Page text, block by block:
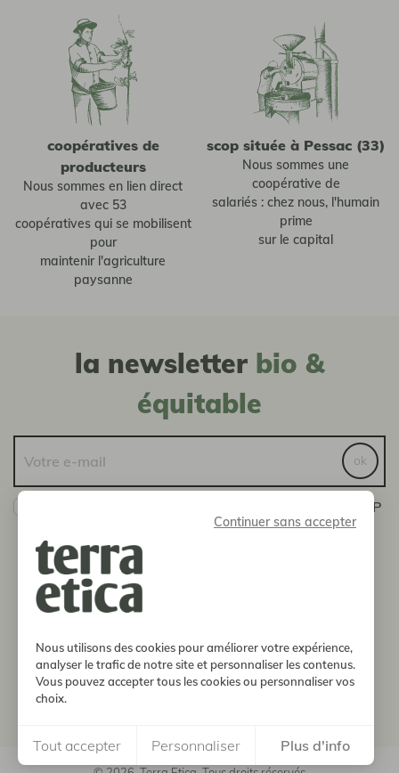
Continuer sans accepter
Nous utilisons des cookies pour améliorer votre expérience,
analyser le trafic de notre site et personnaliser les contenus.
Vous pouvez accepter tous les cookies ou personnaliser vos
choix.
Tout accepter Personnaliser Plus d'info
coopératives de
producteurs
Nous sommes en lien direct
avec 53
coopératives qui se mobilisent
pour
maintenir l'agriculture
paysanne
scop située à Pessac (33)
Nous sommes une
coopérative de
salariés : chez nous, l'humain
prime
sur le capital
la newsletter bio &
équitable
Oui ! Je veux bien recevoir les actualités de la SCOP
Vous pouvez vous désinscrire à tout moment en nous
envoyant un message via la page Contact
ok
notre histoire